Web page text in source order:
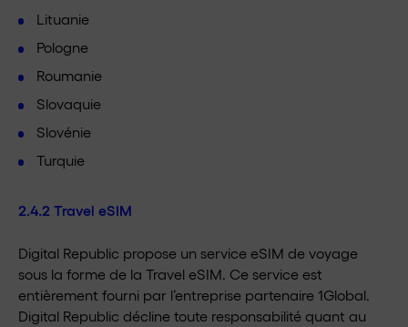
Lituanie
Pologne
Roumanie
Slovaquie
Slovénie
Turquie
2.4.2 Travel eSIM
Digital Republic propose un service eSIM de voyage
sous la forme de la Travel eSIM. Ce service est
entièrement fourni par l’entreprise partenaire 1Global.
Digital Republic décline toute responsabilité quant au